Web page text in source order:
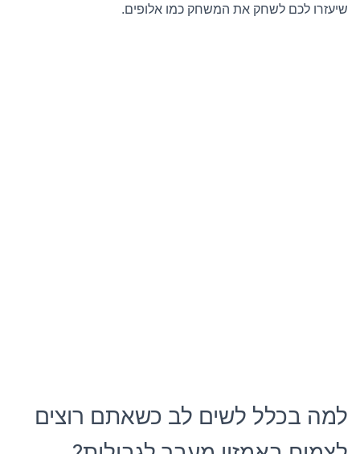
שיעזרו לכם לשחק את המשחק כמו אלופים.
למה בכלל לשים לב כשאתם רוצים